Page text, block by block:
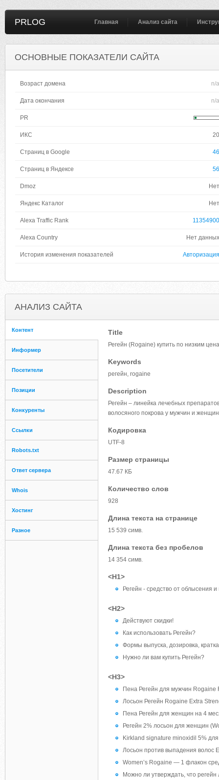
PRLOG Главная Анализ сайта
ОСНОВНЫЕ ПОКАЗАТЕЛИ САЙТА
Возраст домена n/a
Дата окончания n/a
PR
ИКС 20
Страниц в Google 46
Страниц в Яндексе 56
Dmoz Нет
Яндекс Каталог Нет
Alexa Traffic Rank 11354900
Alexa Country Нет данных
История изменения показателей Авторизация
АНАЛИЗ САЙТА
Контент
Информер
Посетители
Позиции
Конкуренты
Ссылки
Robots.txt
Ответ сервера
Whois
Хостинг
Разное
Title
Регейн (Rogaine) купить по низким
Keywords
регейн, rogaine
Description
Регейн – линейка лечебных
волосяного покрова у мужчин и
Кодировка
UTF-8
Размер страницы
47.67 КБ
Количество слов
928
Длина текста на странице
15 539 симв.
Длина текста без пробелов
14 354 симв.
<H1>
Регейн - средство от облысения
<H2>
Действуют скидки!
Как использовать Регейн?
Формы выпуска, дозировка,
Нужно ли вам купить Регейн?
<H3>
Пена Регейн для мужчин
Лосьон Регейн Rogaine Extra
Пена Регейн для женщин на 4
Регейн 2% лосьон для женщин
Kirkland signature minoxidil 5%
Лосьон против выпадения волос
Women’s Rogaine — 1 флакон
Можно ли утверждать, что